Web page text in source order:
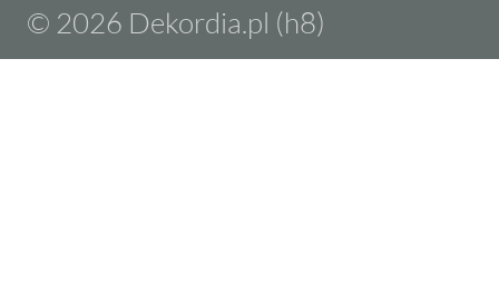
© 2026 Dekordia.pl (h8)